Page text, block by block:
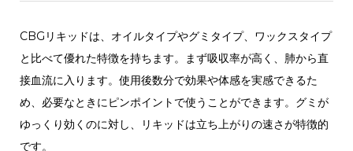
CBGリキッドは、オイルタイプやグミタイプ、ワックスタイプ
と比べて優れた特徴を持ちます。まず吸収率が高く、肺から直
接血流に入ります。使用後数分で効果や体感を実感できるた
め、必要なときにピンポイントで使うことができます。グミが
ゆっくり効くのに対し、リキッドは立ち上がりの速さが特徴的
です。